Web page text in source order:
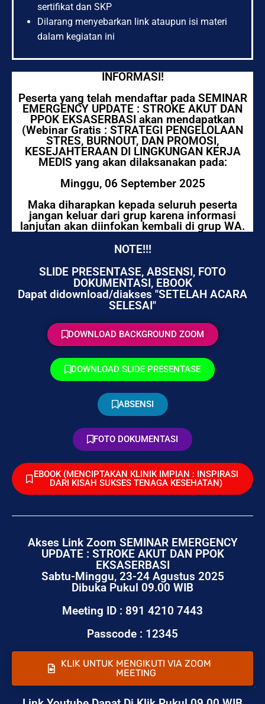
sertifikat dan SKP
Dilarang menyebarkan link ataupun isi materi
dalam kegiatan ini
INFORMASI!
Peserta yang telah mendaftar pada SEMINAR
EMERGENCY UPDATE : STROKE AKUT DAN
PPOK EKSASERBASI akan mendapatkan
(Webinar Gratis : STRATEGI PENGELOLAAN
STRES, BURNOUT, DAN PROMOSI,
KESEJAHTERAAN DI LINGKUNGAN KERJA
MEDIS yang akan dilaksanakan pada:
Minggu, 06 September 2025
Maka diharapkan kepada seluruh peserta
jangan keluar dari grup karena informasi
lanjutan akan diinfokan kembali di grup WA.
NOTE!!!
SLIDE PRESENTASE, ABSENSI, FOTO
DOKUMENTASI, EBOOK
Dapat didownload/diakses "SETELAH ACARA
SELESAI"
DOWNLOAD BACKGROUND ZOOM
DOWNLOAD SLIDE PRESENTASE
ABSENSI
FOTO DOKUMENTASI
EBOOK (MENCIPTAKAN KLINIK IMPIAN : INSPIRASI
DARI KISAH SUKSES TENAGA KESEHATAN)
Akses Link Zoom SEMINAR EMERGENCY
UPDATE : STROKE AKUT DAN PPOK
EKSASERBASI
Sabtu-Minggu, 23-24 Agustus 2025
Dibuka Pukul 09.00 WIB
Meeting ID : 891 4210 7443
Passcode : 12345
KLIK UNTUK MENGIKUTI VIA ZOOM
MEETING